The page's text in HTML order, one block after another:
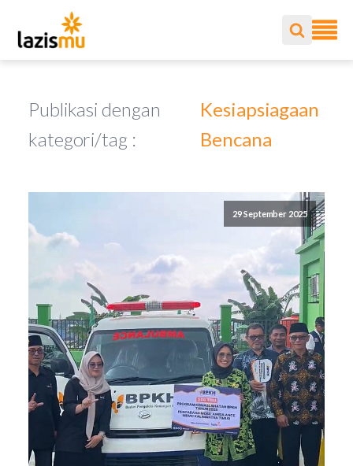
Publikasi dengan
kategori/tag :
Kesiapsiagaan
Bencana
29 September 2025